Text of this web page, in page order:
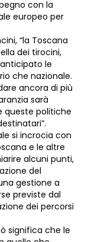
con la
europeo per
“la Toscana
dei tirocini,
le
che nazionale.
ancora di più
sarà
queste politiche
si incrocia con
e le altre
alcuni punti,
del
gestione a
previste dal
dei percorsi
significa che le